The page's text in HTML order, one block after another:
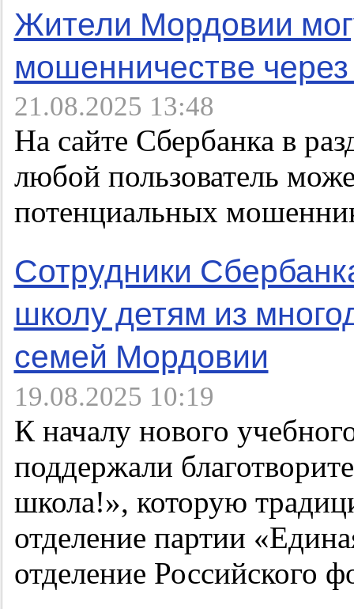
Жители Мордовии
мошенничестве
21.08.2025 13:48
На сайте Сбербанка в
любой пользователь
потенциальных
Сотрудники
школу детям из
семей Мордовии
19.08.2025 10:19
К началу нового
поддержали
школа!», которую
отделение партии
отделение Российского